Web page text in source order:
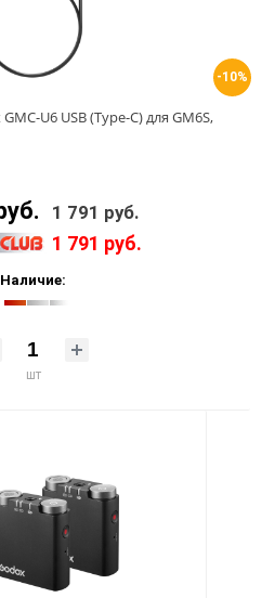
-10%
U6 USB (Type-C) для GM6S,
1 791 руб.
1 791 руб.
Наличие:
шт